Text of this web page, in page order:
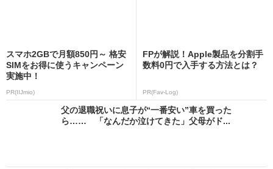
スマホ2GBで月額850円～ 格安
SIMをお得に使うキャンペーン
実施中！
PR(IIJmio)
FPが解説！Apple製品を分割手
数料0円で入手する方法とは？
PR(Fav-Log)
父の退職祝いに息子が“一番安い”車を買った
ら…… 「なんだか泣けてきた」父母がド...